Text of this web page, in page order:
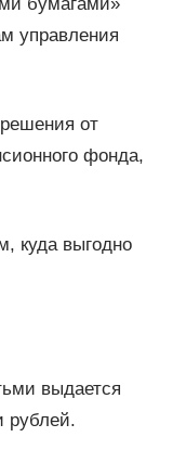
управления
от
фонда,
куда выгодно
выдается
рублей.